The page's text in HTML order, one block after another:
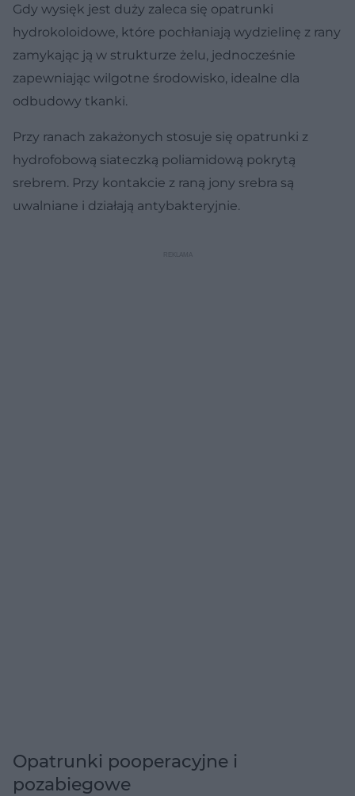
Gdy wysięk jest duży zaleca się opatrunki
hydrokoloidowe, które pochłaniają wydzielinę z rany
zamykając ją w strukturze żelu, jednocześnie
zapewniając wilgotne środowisko, idealne dla
odbudowy tkanki.
Przy ranach zakażonych stosuje się opatrunki z
hydrofobową siateczką poliamidową pokrytą
srebrem. Przy kontakcie z raną jony srebra są
uwalniane i działają antybakteryjnie.
Opatrunki pooperacyjne i
pozabiegowe